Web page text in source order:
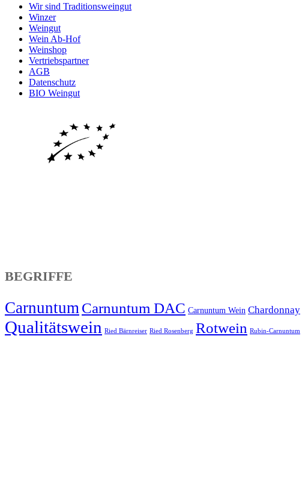
Wir sind Traditionsweingut
Winzer
Weingut
Wein Ab-Hof
Weinshop
Vertriebspartner
AGB
Datenschutz
BIO Weingut
BEGRIFFE
CarnuntumCarnuntum DAC Carnuntum Wein Chardonnay
Qualitätswein Ried Bärnreiser Ried Rosenberg Rotwein Rubin-Carnuntum